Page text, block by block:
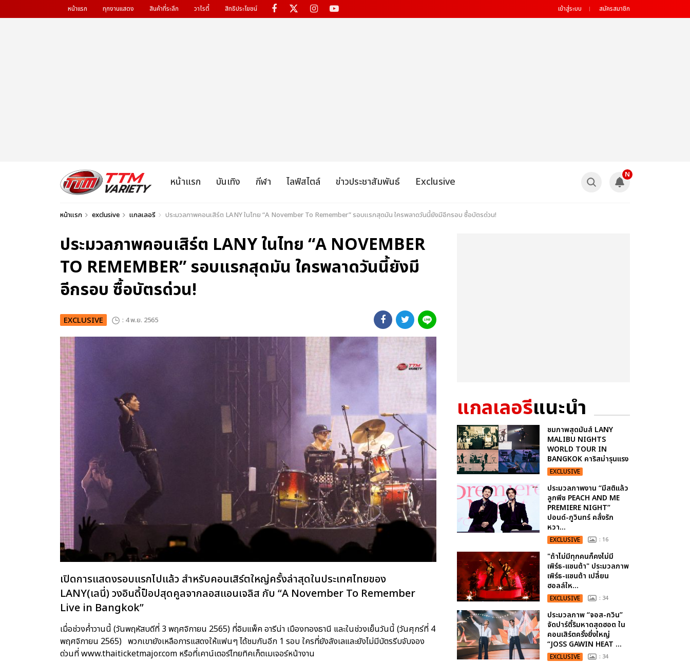
หน้าแรก ทุกงานแสดง สินค้าที่ระลึก วาไรตี้ สิทธิประโยชน์ เข้าสู่ระบบ สมัครสมาชิก
หน้าแรก บันเทิง กีฬา ไลฟ์สไตล์ ข่าวประชาสัมพันธ์ Exclusive
N
หน้าแรก exclusive แกลเลอรี ประมวลภาพคอนเสิร์ต LANY ในไทย “A November To Remember” รอบแรกสุดมัน ใครพลาดวันนี้ยังมีอีกรอบ ซื้อบัตรด่วน!
ประมวลภาพคอนเสิร์ต LANY ในไทย “A NOVEMBER
TO REMEMBER” รอบแรกสุดมัน ใครพลาดวันนี้ยังมี
อีกรอบ ซื้อบัตรด่วน!
EXCLUSIVE : 4 พ.ย. 2565
เปิดการแสดงรอบแรกไปแล้ว สำหรับคอนเสิร์ตใหญ่ครั้งล่าสุดในประเทศไทยของ
LANY(เลนี่) วงอินดี้ป็อปสุดคูลจากลอสแอนเจลิส กับ “A November To Remember
Live in Bangkok”
เมื่อช่วงค่ำวานนี้ (วันพฤหัสบดีที่ 3 พฤศจิกายน 2565) ที่อิมแพ็ค อารีน่า เมืองทองธานี และในช่วงเย็นวันนี้ (วันศุกร์ที่ 4
พฤศจิกายน 2565) พวกเขายังเหลือการแสดงให้แฟนๆ ได้ชมกันอีก 1 รอบ ใครที่ยังลังเลและยังไม่มีบัตรรีบจับจอง
ด่วนที่ www.thaiticketmajor.com หรือที่เคาน์เตอร์ไทยทิคเก็ตเมเจอร์หน้างาน
แกลเลอรีแนะนำ
ชมภาพสุดมันส์ LANY
MALIBU NIGHTS
WORLD TOUR IN
BANGKOK คาริสม่ารุนแรง
EXCLUSIVE
ประมวลภาพงาน “มีสติแล้ว
ลูกพีช PEACH AND ME
PREMIERE NIGHT”
ปอนด์-ภูวินทร์ คลั่งรัก
หวา...
EXCLUSIVE : 16
"ถ้าไม่มีทุกคนก็คงไม่มี
เพิร์ธ-แซนต้า" ประมวลภาพ
เพิร์ธ-แซนต้า เปลี่ยน
ฮอลล์ให...
EXCLUSIVE : 34
ประมวลภาพ “จอส-กวิน”
จัดปาร์ตี้ริมหาดสุดฮอต ใน
คอนเสิร์ตครั้งยิ่งใหญ่
“JOSS GAWIN HEAT ...
EXCLUSIVE : 34